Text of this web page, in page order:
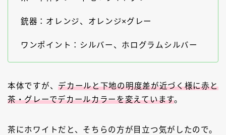
銃器：オレンジ、オレンジ×グレー
ワンポイント：シルバー、ホログラムシルバー
本体ですが、デカールと下地の明度差が近づく様に赤と
茶・グレーでデカールカラーを変えています。
茶にホワイトだと、そちらの方が目立つ気がしたので。